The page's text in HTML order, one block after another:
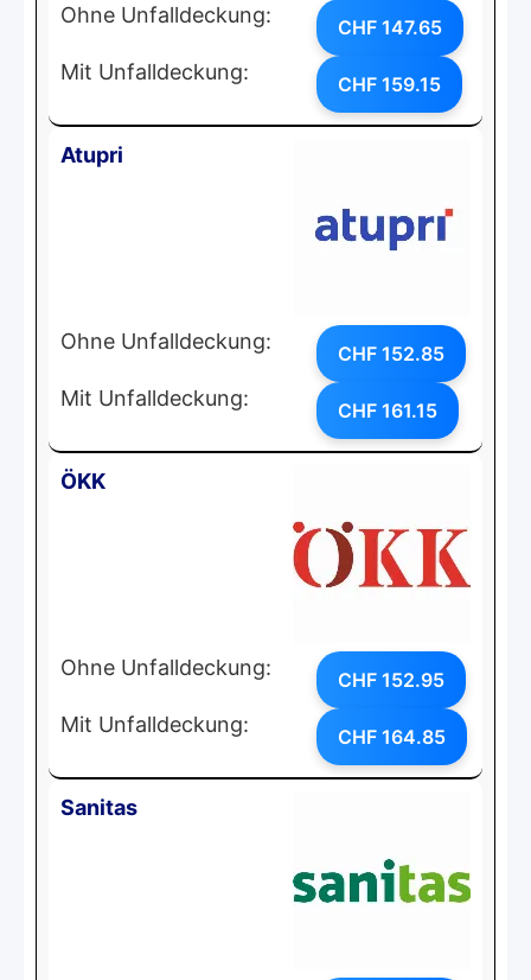
Ohne Unfalldeckung: CHF 147.65
Mit Unfalldeckung: CHF 159.15
Atupri
Ohne Unfalldeckung: CHF 152.85
Mit Unfalldeckung: CHF 161.15
ÖKK
Ohne Unfalldeckung: CHF 152.95
Mit Unfalldeckung: CHF 164.85
Sanitas